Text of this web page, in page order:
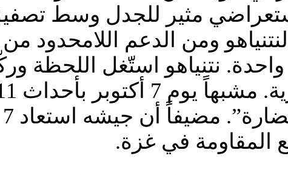
مثير للجدل وسط
ومن الدعم اللامحدود من
واحدة. نتنياهو استّغل اللحظة